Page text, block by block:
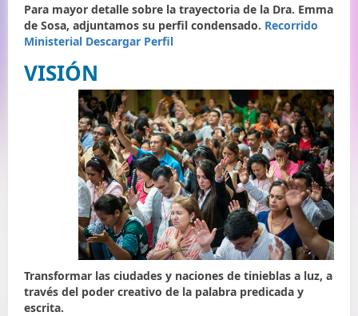
Para mayor detalle sobre la trayectoria de la Dra. Emma
de Sosa, adjuntamos su perfil condensado. Recorrido
Ministerial Descargar Perfil
VISIÓN
Transformar las ciudades y naciones de tinieblas a luz, a
través del poder creativo de la palabra predicada y
escrita.